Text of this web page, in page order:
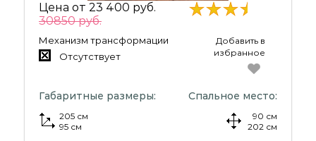
Цена от 23 400 руб.
30850 руб.
Механизм трансформации
Отсутствует
Добавить в
избранное
Габаритные размеры:
205 см
95 см
Спальное место:
90 см
202 см